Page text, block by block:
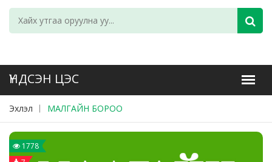
Эхлэл МАЛГАЙН БОРОО
1778